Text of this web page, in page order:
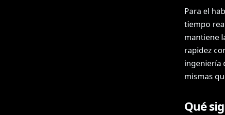
Para el
tiempo
mantiene
rapidez
ingeniería
mismas
Qué